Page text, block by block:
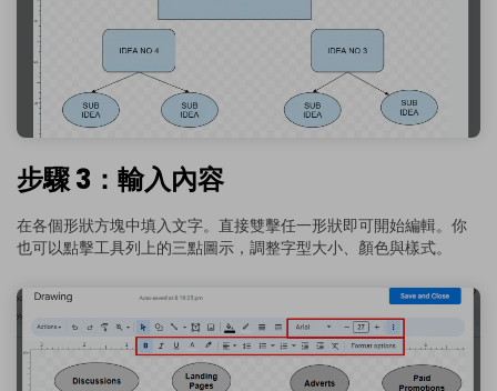
步驟 3：輸入內容
在各個形狀方塊中填入文字。直接雙擊任一形狀即可開始編輯。你
也可以點擊工具列上的三點圖示，調整字型大小、顏色與樣式。